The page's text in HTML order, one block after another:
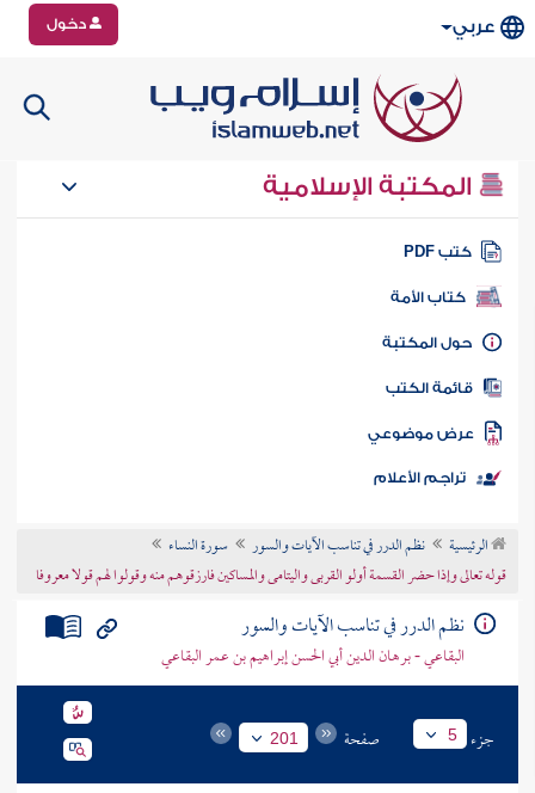
عربي دخول
المكتبة الإسلامية
كتب PDF
كتاب الأمة
المكتبة
الكتب
موضوعي
تراجم الأعلام
الرئيسية نظم الدرر في تناسب الآيات والسور
سورة النساء
قوله تعالى وإذا حضر القسمة أولو القربى واليتامى والمساكين فارزقوهم منه وقولوا لهم قولا معروفا
نظم الدرر في تناسب الآيات والسور
البقاعي - برهان الدين أبي الحسن إبراهيم بن عمر البقاعي
جزء 5 صفحة 201